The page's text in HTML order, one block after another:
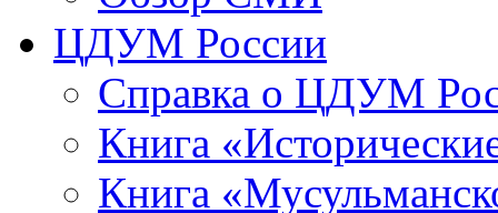
ЦДУМ России
Справка о ЦДУМ
Книга
Книга